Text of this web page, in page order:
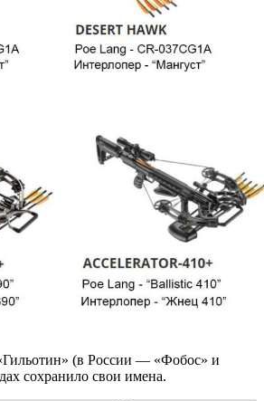
(в России — «Фобос» и
сохранило свои имена.